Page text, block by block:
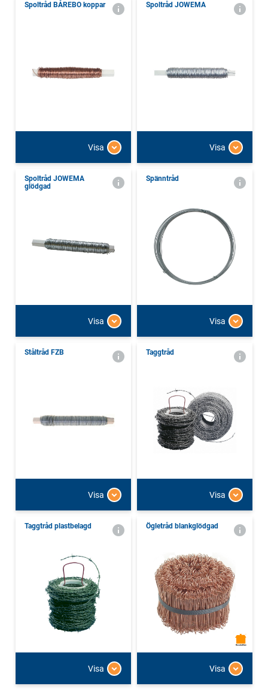
Spoltråd BÅREBO koppar
Visa
Spoltråd JOWEMA
Visa
Spoltråd JOWEMA
glödgad
Visa
Spänntråd
Visa
Ståltråd FZB
Visa
Taggtråd
Visa
Taggtråd plastbelagd
Visa
Ögletråd blankglödgad
Visa